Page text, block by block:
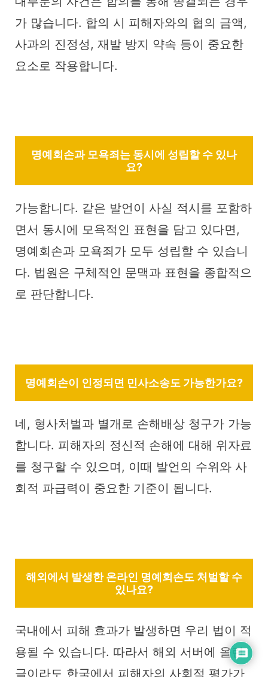
가 많습니다. 합의 시 피해자와의 협의 금액,
사과의 진정성, 재발 방지 약속 등이 중요한
요소로 작용합니다.
명예회손과 모욕죄는 동시에 성립할 수 있나
요?
가능합니다. 같은 발언이 사실 적시를 포함하
면서 동시에 모욕적인 표현을 담고 있다면,
명예회손과 모욕죄가 모두 성립할 수 있습니
다. 법원은 구체적인 문맥과 표현을 종합적으
로 판단합니다.
명예회손이 인정되면 민사소송도 가능한가요?
네, 형사처벌과 별개로 손해배상 청구가 가능
합니다. 피해자의 정신적 손해에 대해 위자료
를 청구할 수 있으며, 이때 발언의 수위와 사
회적 파급력이 중요한 기준이 됩니다.
해외에서 발생한 온라인 명예회손도 처벌할 수
있나요?
국내에서 피해 효과가 발생하면 우리 법이 적
용될 수 있습니다. 따라서 해외 서버에 올린
글이라도 한국에서 피해자의 사회적 평가가